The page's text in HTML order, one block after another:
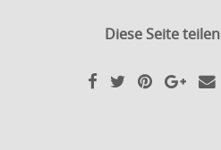
Diese Seite teilen